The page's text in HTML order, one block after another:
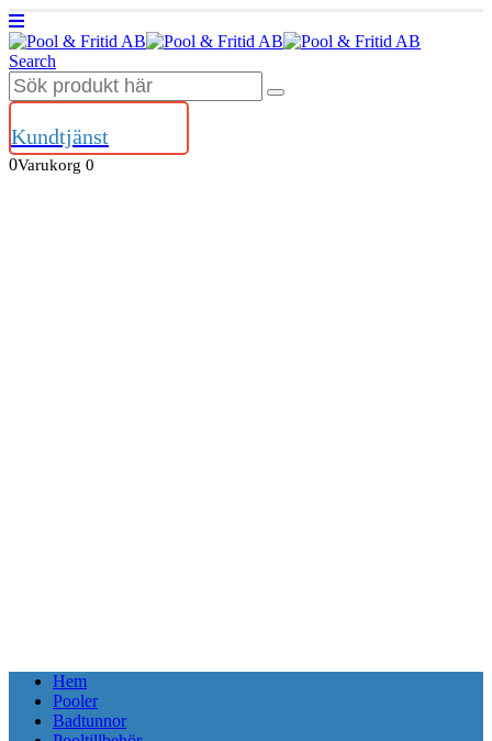
Search
Kundtjänst
0Varukorg 0
Hem
Pooler
Badtunnor